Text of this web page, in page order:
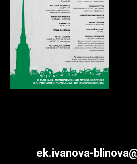
ek.ivanova-